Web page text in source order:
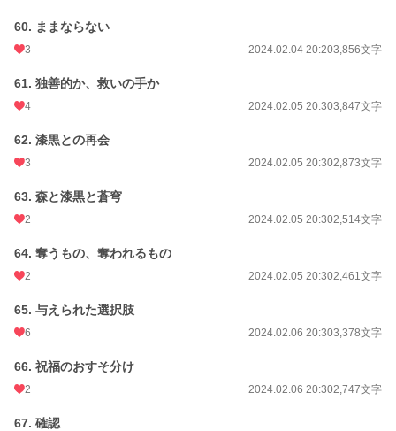
60. ままならない
3 2024.02.04 20:203,856文字
61. 独善的か、救いの手か
4 2024.02.05 20:303,847文字
62. 漆黒との再会
3 2024.02.05 20:302,873文字
63. 森と漆黒と蒼穹
2 2024.02.05 20:302,514文字
64. 奪うもの、奪われるもの
2 2024.02.05 20:302,461文字
65. 与えられた選択肢
6 2024.02.06 20:303,378文字
66. 祝福のおすそ分け
2 2024.02.06 20:302,747文字
67. 確認